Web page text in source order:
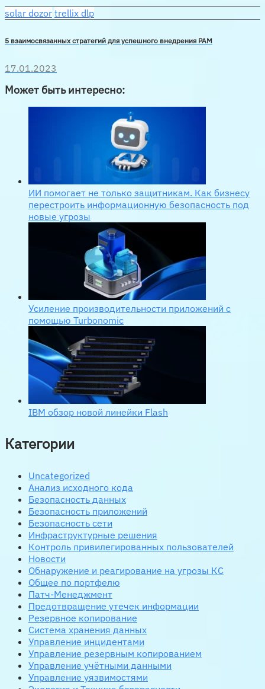
solar dozor trellix dlp
5 взаимосвязанных стратегий для успешного внедрения PAM
17.01.2023
Может быть интересно:
ИИ помогает не только защитникам. Как бизнесу
перестроить информационную безопасность под
новые угрозы
Усиление производительности приложений с
помощью Turbonomic
IBM обзор новой линейки Flash
Категории
Uncategorized
Анализ исходного кода
Безопасность данных
Безопасность приложений
Безопасность сети
Инфраструктурные решения
Контроль привилегированных пользователей
Новости
Обнаружение и реагирование на угрозы КС
Общее по портфелю
Патч-Менеджмент
Предотвращение утечек информации
Резервное копирование
Система хранения данных
Управление инцидентами
Управление резервным копированием
Управление учётными данными
Управление уязвимостями